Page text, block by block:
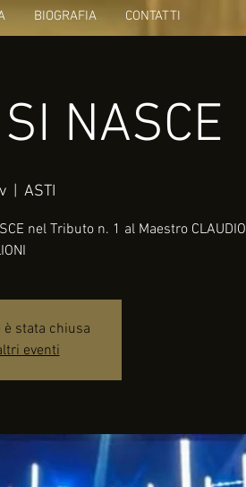
BIOGRAFIA CONTATTI
NASCE
  |
ASTI
nel Tributo n. 1 al Maestro CLAUDIO
è stata chiusa
eventi